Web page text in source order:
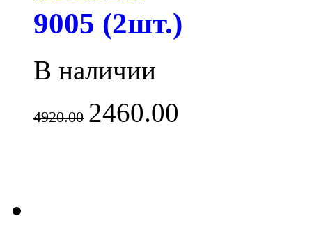
9005 (2шт.)
В наличии
4920.00 2460.00